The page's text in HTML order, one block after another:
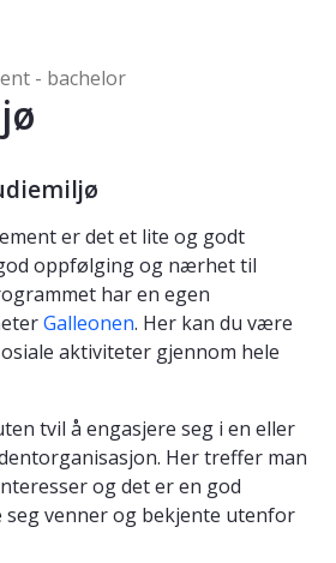
- bachelor
er det et lite og godt
oppfølging og nærhet til
har en egen
Galleonen. Her kan du være
aktiviteter gjennom hele
tvil å engasjere seg i en eller
Her treffer man
og det er en god
seg venner og bekjente utenfor